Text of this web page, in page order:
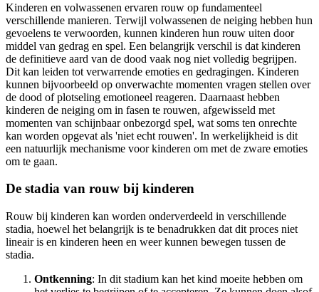
Kinderen en volwassenen ervaren rouw op fundamenteel
verschillende manieren. Terwijl volwassenen de neiging hebben hun
gevoelens te verwoorden, kunnen kinderen hun rouw uiten door
middel van gedrag en spel. Een belangrijk verschil is dat kinderen
de definitieve aard van de dood vaak nog niet volledig begrijpen.
Dit kan leiden tot verwarrende emoties en gedragingen. Kinderen
kunnen bijvoorbeeld op onverwachte momenten vragen stellen over
de dood of plotseling emotioneel reageren. Daarnaast hebben
kinderen de neiging om in fasen te rouwen, afgewisseld met
momenten van schijnbaar onbezorgd spel, wat soms ten onrechte
kan worden opgevat als 'niet echt rouwen'. In werkelijkheid is dit
een natuurlijk mechanisme voor kinderen om met de zware emoties
om te gaan.
De stadia van rouw bij kinderen
Rouw bij kinderen kan worden onderverdeeld in verschillende
stadia, hoewel het belangrijk is te benadrukken dat dit proces niet
lineair is en kinderen heen en weer kunnen bewegen tussen de
stadia.
Ontkenning: In dit stadium kan het kind moeite hebben om